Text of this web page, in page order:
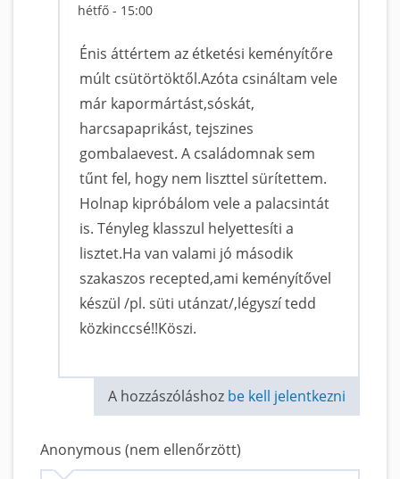
hétfő - 15:00
Énis áttértem az étketési keményítőre
múlt csütörtöktől.Azóta csináltam vele
már kapormártást,sóskát,
harcsapaprikást, tejszines
gombalaevest. A családomnak sem
tűnt fel, hogy nem liszttel sürítettem.
Holnap kipróbálom vele a palacsintát
is. Tényleg klasszul helyettesíti a
lisztet.Ha van valami jó második
szakaszos recepted,ami keményítővel
készül /pl. süti utánzat/,légyszí tedd
közkinccsé!!Köszi.
A hozzászóláshoz be kell jelentkezni
Anonymous (nem ellenőrzött)